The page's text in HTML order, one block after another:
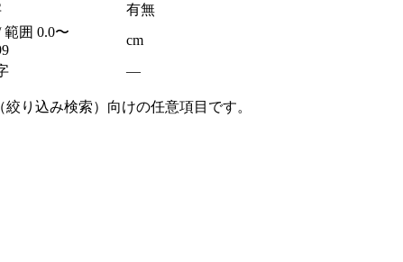
有無
範囲 0.0〜
cm
—
り込み検索）向けの任意項目です。